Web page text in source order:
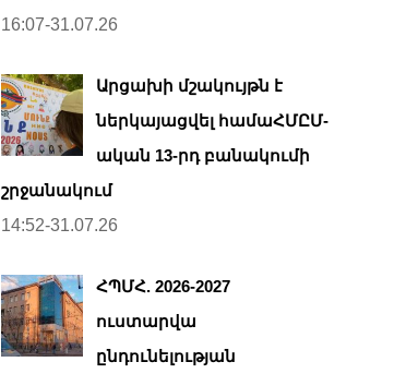
16:07-31.07.26
Արցախի մշակույթն է
ներկայացվել համաՀՄԸՄ-
ական 13-րդ բանակումի
շրջանակում
14:52-31.07.26
ՀՊՄՀ. 2026-2027
ուստարվա
ընդունելության